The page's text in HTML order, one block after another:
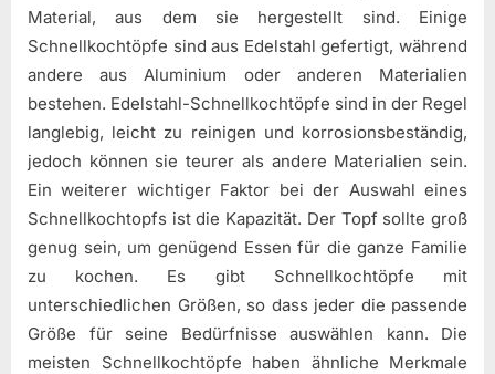
Material, aus dem sie hergestellt sind. Einige
Schnellkochtöpfe sind aus Edelstahl gefertigt, während
andere aus Aluminium oder anderen Materialien
bestehen. Edelstahl-Schnellkochtöpfe sind in der Regel
langlebig, leicht zu reinigen und korrosionsbeständig,
jedoch können sie teurer als andere Materialien sein.
Ein weiterer wichtiger Faktor bei der Auswahl eines
Schnellkochtopfs ist die Kapazität. Der Topf sollte groß
genug sein, um genügend Essen für die ganze Familie
zu kochen. Es gibt Schnellkochtöpfe mit
unterschiedlichen Größen, so dass jeder die passende
Größe für seine Bedürfnisse auswählen kann. Die
meisten Schnellkochtöpfe haben ähnliche Merkmale